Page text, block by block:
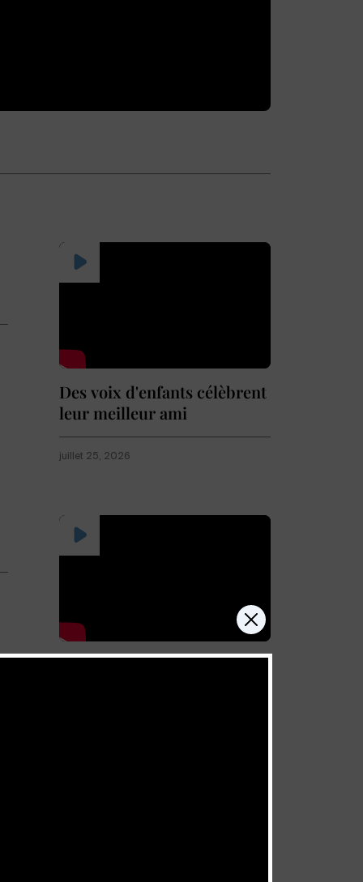
Des voix d'enfants célèbrent
leur meilleur ami
juillet 25, 2026
Celui qui se ferme lui-même